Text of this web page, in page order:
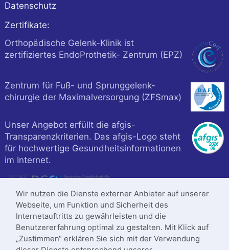
Datenschutz
Zertifikate:
Orthopädische Gelenk-Klinik ist
zertifiziertes EndoProthetik- Zentrum (EPZ)
Zentrum für Fuß- und Sprunggelenk-
chirurgie der Maximalversorgung (ZFSmax)
Unser Angebot erfüllt die afgis-
Transparenzkriterien. Das afgis-Logo steht
für hochwertige Gesundheitsinformationen
im Internet.
Wir nutzen die Dienste externer Anbieter auf unserer
Webseite, um Funktion und Sicherheit des
Internetauftritts zu gewährleisten und die
Benutzererfahrung optimal zu gestalten. Mit Klick auf
„Zustimmen“ erklären Sie sich mit der Verwendung